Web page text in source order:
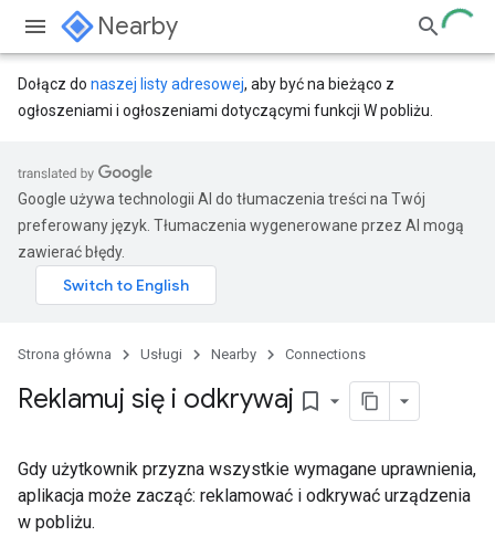
Nearby
Dołącz do naszej listy adresowej, aby być na bieżąco z
ogłoszeniami i ogłoszeniami dotyczącymi funkcji W pobliżu.
Google używa technologii AI do tłumaczenia treści na Twój
preferowany język. Tłumaczenia wygenerowane przez AI mogą
zawierać błędy.
Strona główna Usługi Nearby Connections
Reklamuj się i odkrywaj bookmark_border
Gdy użytkownik przyzna wszystkie wymagane uprawnienia,
aplikacja może zacząć: reklamować i odkrywać urządzenia
w pobliżu.